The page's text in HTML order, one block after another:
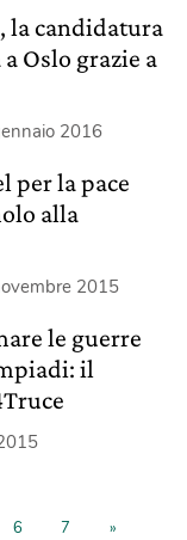
la candidatura
Oslo grazie a
2016
per la pace
alla
2015
le guerre
il
6 7 »